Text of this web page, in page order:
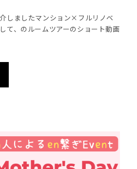
しましたマンション×フルリノベ
て、のルームツアーのショート動画